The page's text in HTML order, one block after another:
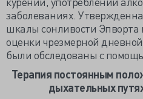
заболеваниях.
шкалы сонливости Эпворта
оценки чрезмерной
были обследованы с
Терапия постоянным
дыхательных